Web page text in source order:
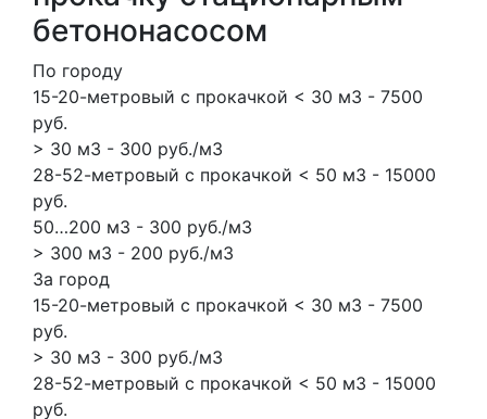
бетононасосом
По городу
15-20-метровый с прокачкой < 30 м3 - 7500
руб.
> 30 м3 - 300 руб./м3
28-52-метровый с прокачкой < 50 м3 - 15000
руб.
50…200 м3 - 300 руб./м3
> 300 м3 - 200 руб./м3
За город
15-20-метровый с прокачкой < 30 м3 - 7500
руб.
> 30 м3 - 300 руб./м3
28-52-метровый с прокачкой < 50 м3 - 15000
руб.